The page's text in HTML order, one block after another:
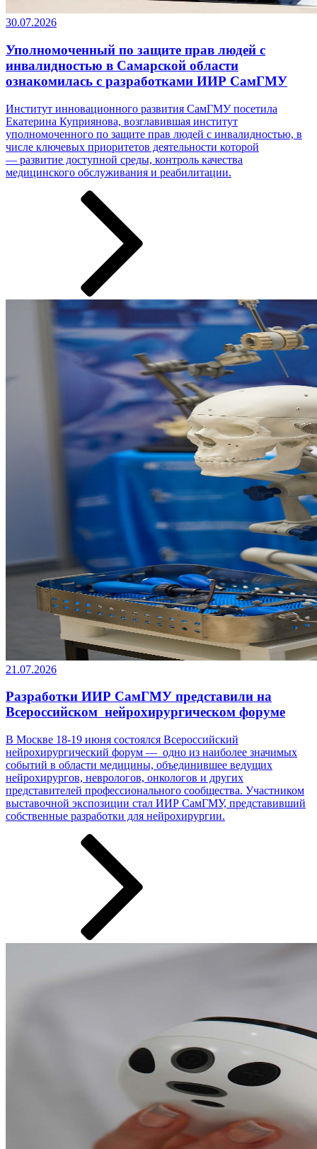
30.07.2026
Уполномоченный по защите прав людей с
инвалидностью в Самарской области
ознакомилась с разработками ИИР СамГМУ
Институт инновационного развития СамГМУ посетила
Екатерина Куприянова, возглавившая институт
уполномоченного по защите прав людей с инвалидностью, в
числе ключевых приоритетов деятельности которой
— развитие доступной среды, контроль качества
медицинского обслуживания и реабилитации.
21.07.2026
Разработки ИИР СамГМУ представили на
Всероссийском нейрохирургическом форуме
В Москве 18-19 июня состоялся Всероссийский
нейрохирургический форум — одно из наиболее значимых
событий в области медицины, объединившее ведущих
нейрохирургов, неврологов, онкологов и других
представителей профессионального сообщества. Участником
выставочной экспозиции стал ИИР СамГМУ, представивший
собственные разработки ­­­для нейрохирургии.